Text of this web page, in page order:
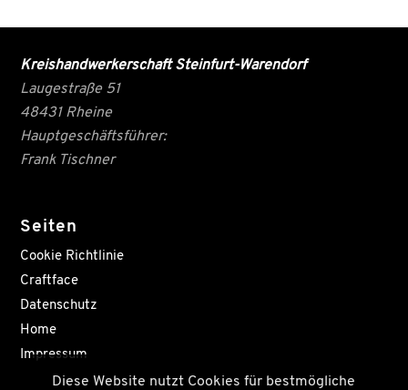
Kreishandwerkerschaft Steinfurt-Warendorf
Laugestraße 51
48431 Rheine
Hauptgeschäftsführer:
Frank Tischner
Seiten
Cookie Richtlinie
Craftface
Datenschutz
Home
Impressum
Diese Website nutzt Cookies für bestmögliche